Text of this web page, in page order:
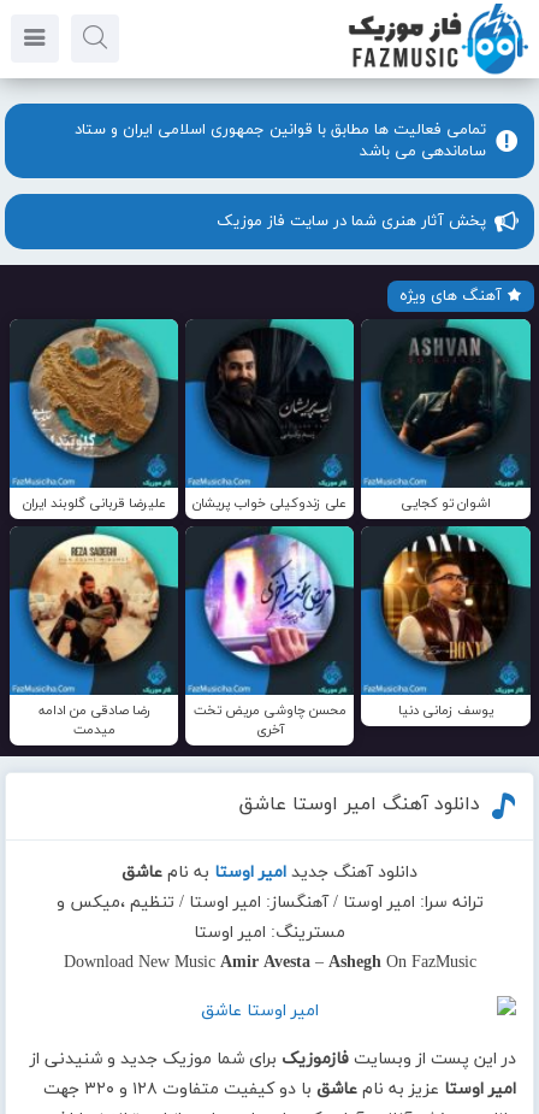
تمامی فعالیت ها مطابق با قوانین جمهوری اسلامی ایران و ستاد
ساماندهی می باشد
پخش آثار هنری شما در سایت فاز موزیک
آهنگ های ویژه
اشوان تو کجایی علی زندوکیلی خواب پریشان علیرضا قربانی گلوبند ایران
یوسف زمانی دنیا
محسن چاوشی مریض تخت
آخری
رضا صادقی من ادامه
میدمت
دانلود آهنگ امیر اوستا عاشق
دانلود آهنگ جدید امیر اوستا به نام عاشق
ترانه سرا: امیر اوستا / آهنگساز: امیر اوستا / تنظیم ،میکس و
مسترینگ: امیر اوستا
Download New Music Amir Avesta– AsheghOn FazMusic
در این پست از وبسایتفازموزیک برای شما موزیک جدید و شنیدنی از
امیر اوستا عزیز به نامعاشق
با دو کیفیت متفاوت ۱۲۸ و ۳۲۰ جهت